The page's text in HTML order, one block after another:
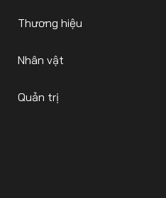
Thương hiệu
Nhân vật
Quản trị